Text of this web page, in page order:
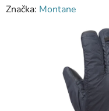
Značka: Montane